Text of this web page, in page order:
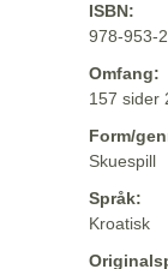
ISBN:
978-953-
Omfang:
157 sider
Form/
Skuespill
Språk:
Kroatisk